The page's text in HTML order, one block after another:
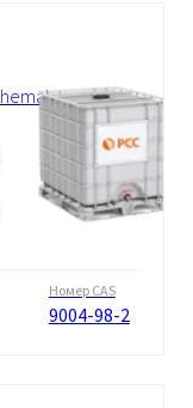
Номер CAS
9004-98-2